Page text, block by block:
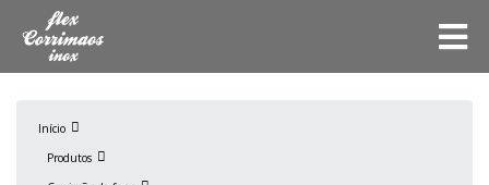
Início
Produtos